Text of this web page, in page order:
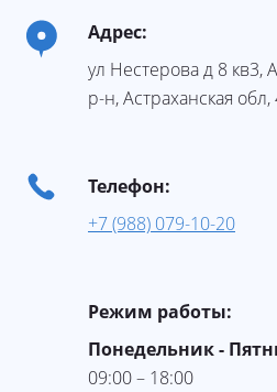
Адрес:
ул Нестерова д 8 кв3,
р-н,Астраханская обл,
Телефон:
+7 (988) 079-10-20
Режим работы:
Понедельник -
09:00 – 18:00